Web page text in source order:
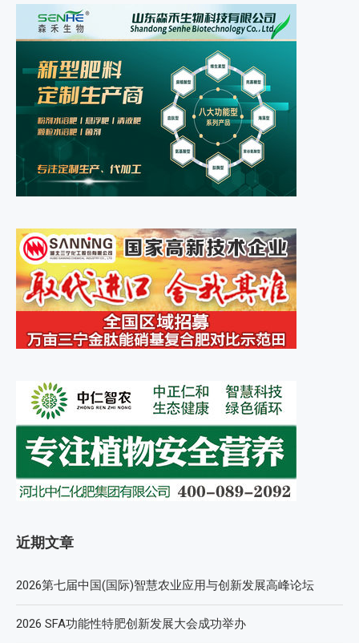
近期文章
2026第七届中国(国际)智慧农业应用与创新发展高峰论坛
2026 SFA功能性特肥创新发展大会成功举办